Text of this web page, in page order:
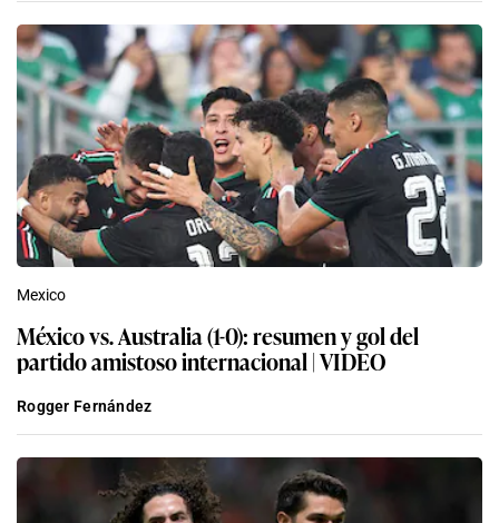
Mexico
México vs. Australia (1-0): resumen y gol del
partido amistoso internacional | VIDEO
Rogger Fernández